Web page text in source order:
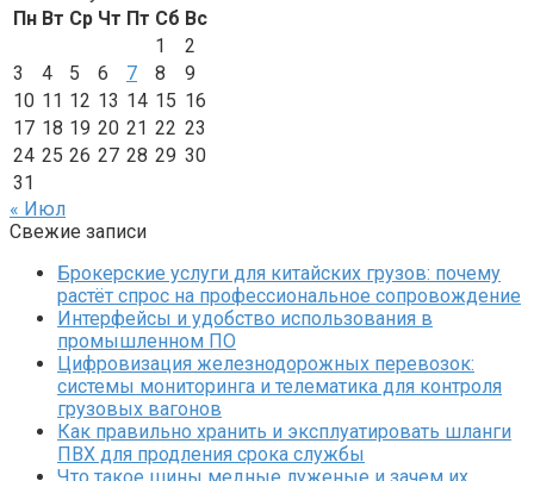
Пн Вт Ср Чт Пт Сб Вс
1
2
3
4 5 6 7 8
9
10 11 12 13 14 15 16
17 18 19 20 21 22 23
24 25 26 27 28 29 30
31
« Июл
Свежие записи
Брокерские услуги для китайских грузов: почему
растёт спрос на профессиональное сопровождение
Интерфейсы и удобство использования в
промышленном ПО
Цифровизация железнодорожных перевозок:
системы мониторинга и телематика для контроля
грузовых вагонов
Как правильно хранить и эксплуатировать шланги
ПВХ для продления срока службы